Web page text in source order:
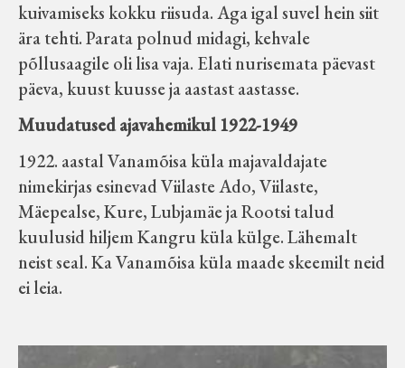
kuivamiseks kokku riisuda. Aga igal suvel hein siit
ära tehti. Parata polnud midagi, kehvale
põllusaagile oli lisa vaja. Elati nurisemata päevast
päeva, kuust kuusse ja aastast aastasse.
Muudatused ajavahemikul 1922-1949
1922. aastal Vanamõisa küla majavaldajate
nimekirjas esinevad Viilaste Ado, Viilaste,
Mäepealse, Kure, Lubjamäe ja Rootsi talud
kuulusid hiljem Kangru küla külge. Lähemalt
neist seal. Ka Vanamõisa küla maade skeemilt neid
ei leia.